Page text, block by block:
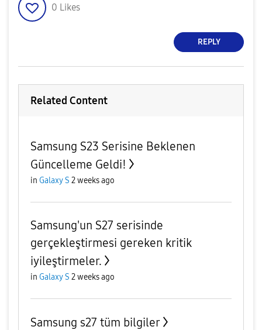
0 Likes
REPLY
Related Content
Samsung S23 Serisine Beklenen
Güncelleme Geldi!
in Galaxy S 2 weeks ago
Samsung'un S27 serisinde
gerçekleştirmesi gereken kritik
iyileştirmeler.
in Galaxy S 2 weeks ago
Samsung s27 tüm bilgiler